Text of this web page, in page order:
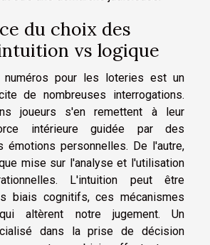
du choix des
vs logique
numéros pour les loteries est un
de nombreuses interrogations.
joueurs s'en remettent à leur
intérieure guidée par des
émotions personnelles. De l'autre,
mise sur l'analyse et l'utilisation
L'intuition peut être
biais cognitifs, ces mécanismes
altèrent notre jugement. Un
dans la prise de décision